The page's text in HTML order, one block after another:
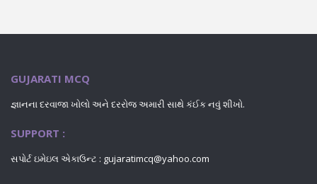
GUJARATI MCQ
જ્ઞાનના દરવાજા ખોલો અને દરરોજ અમારી સાથે કંઈક નવું શીખો.
SUPPORT :
સપોર્ટ ઇમેઇલ એકાઉન્ટ : gujaratimcq@yahoo.com